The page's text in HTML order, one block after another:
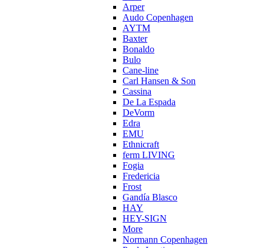
Arper
Audo Copenhagen
AYTM
Baxter
Bonaldo
Bulo
Cane-line
Carl Hansen & Son
Cassina
De La Espada
DeVorm
Edra
EMU
Ethnicraft
ferm LIVING
Fogia
Fredericia
Frost
Gandía Blasco
HAY
HEY-SIGN
More
Normann Copenhagen